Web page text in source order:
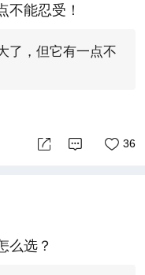
不能忍受！
了，但它有一点不
36
么选？